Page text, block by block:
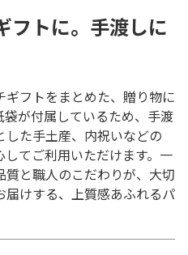
フトに。手渡しに
フトをまとめた、贈り物に
が付属しているため、手渡
した手土産、内祝いなどの
てご利用いただけます。一
と職人のこだわりが、大切
けする、上質感あふれるパ